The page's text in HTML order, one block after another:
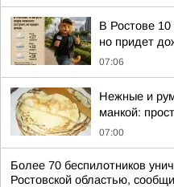
В Ростове 10
но придет
07:06
Нежные и
манкой:
07:00
Более 70 беспилотников
Ростовской областью,